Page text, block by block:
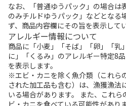
なお、「普通ゆうパック」の場合は
のみチルドゆうパック」などとなる
ず、商品内容欄にその旨を表示してい
アレルギー情報について
商品に「小麦」「そば」「卵」「乳
に」「くるみ」のアレルギー特定8
を表示します。
※エビ・カニを除く魚介類（これら
された加工品も含む）は、漁獲漁法
いる場合があります。 また、これ
ビ・カニを食べている可能性がありま